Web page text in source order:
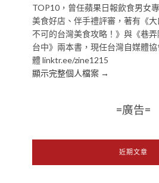
TOP10，曾任蘋果日報飲食男女
美食好店、伴手禮評審，著有《
不可的台灣美食攻略！》與《巷
台中》兩本書，現任台灣自媒體
體 linktr.ee/zine1215
顯示完整個人檔案 →
=廣告=
近期文章